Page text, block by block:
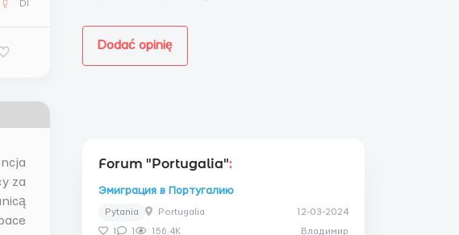
Dla mężczyzn
Dodać opinię
Forum "Portugalia":
Эмиграция в Португалию
Pytania Portugalia 12-03-2024
1 1 156.4K Владимир